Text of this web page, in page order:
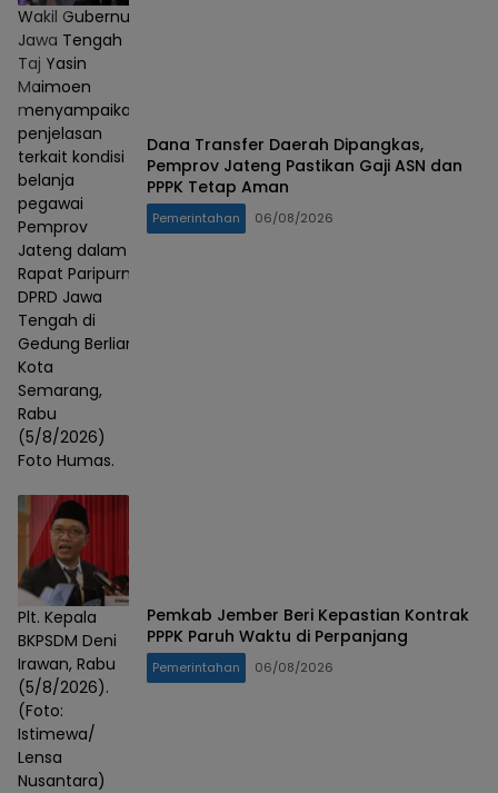
Wakil Gubernur
Jawa Tengah
Taj Yasin
Maimoen
menyampaikan
penjelasan
terkait kondisi
belanja
pegawai
Pemprov
Jateng dalam
Rapat Paripurna
DPRD Jawa
Tengah di
Gedung Berlian,
Kota
Semarang,
Rabu
(5/8/2026)
Foto Humas.
Dana Transfer Daerah Dipangkas,
Pemprov Jateng Pastikan Gaji ASN dan
PPPK Tetap Aman
Pemerintahan 06/08/2026
Plt. Kepala
BKPSDM Deni
Irawan, Rabu
(5/8/2026).
(Foto:
Istimewa/
Lensa
Nusantara)
Pemkab Jember Beri Kepastian Kontrak
PPPK Paruh Waktu di Perpanjang
Pemerintahan 06/08/2026